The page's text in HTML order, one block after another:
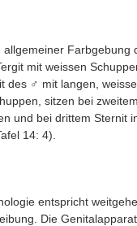
allgemeiner Farbgebung
mit weissen
des ♂ mit langen,
sitzen bei
und bei drittem Sternit
14: 4).
entspricht
Die